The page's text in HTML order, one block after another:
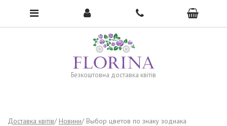
Безкоштовна доставка квітів
To open the menu, click here →
Доставка квітів Новини Выбор цветов по знаку зодиака